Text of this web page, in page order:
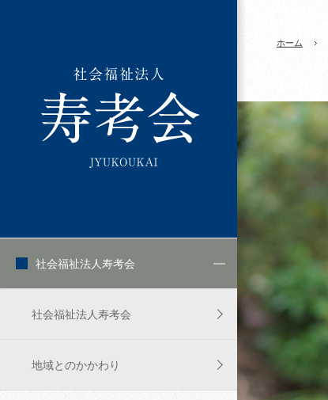
社会福祉法人寿考会
社会福祉法人寿考会
地域とのかかわり
ホーム